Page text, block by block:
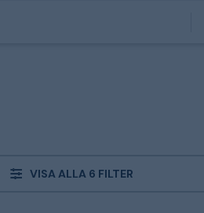
VISA ALLA 6 FILTER